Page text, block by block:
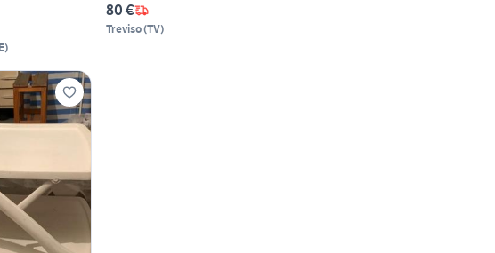
)
80 €
Treviso(TV)